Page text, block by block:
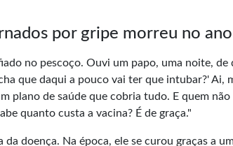
por gripe morreu no ano
no pescoço. Ouvi um papo, uma noite, de
que daqui a pouco vai ter que intubar?' Ai,
plano de saúde que cobria tudo. E quem
quanto custa a vacina? É de graça."
doença. Na época, ele se curou graças a